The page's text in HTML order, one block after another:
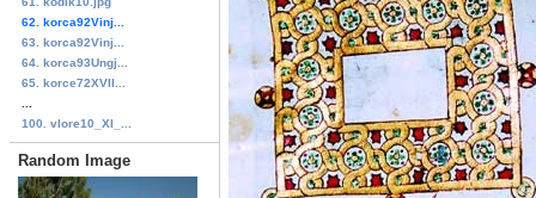
62. korca92Vinj...
63. korca92Vinj...
64. korca93Ungj...
65. korce72XVII...
100. vlore10_XI_...
Random Image